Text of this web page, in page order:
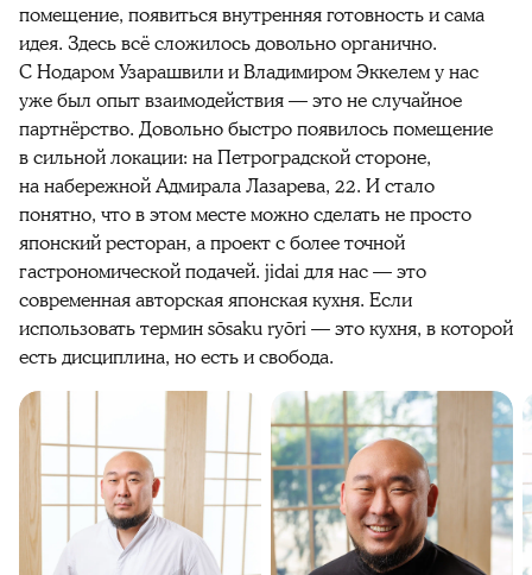
помещение, появиться внутренняя готовность и сама
идея. Здесь всё сложилось довольно органично.
С Нодаром Узарашвили и Владимиром Эккелем у нас
уже был опыт взаимодействия — это не случайное
партнёрство. Довольно быстро появилось помещение
в сильной локации: на Петроградской стороне,
на набережной Адмирала Лазарева, 22. И стало
понятно, что в этом месте можно сделать не просто
японский ресторан, а проект с более точной
гастрономической подачей. jidai для нас — это
современная авторская японская кухня. Если
использовать термин sōsaku ryōri — это кухня, в которой
есть дисциплина, но есть и свобода.